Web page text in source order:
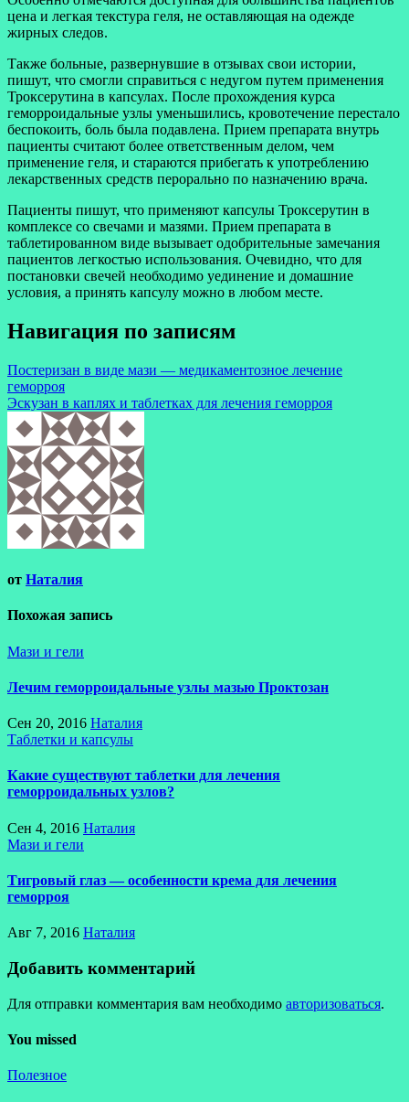
цена и легкая текстура геля, не оставляющая на одежде
жирных следов.
Также больные, развернувшие в отзывах свои истории,
пишут, что смогли справиться с недугом путем применения
Троксерутина в капсулах. После прохождения курса
геморроидальные узлы уменьшились, кровотечение перестало
беспокоить, боль была подавлена. Прием препарата внутрь
пациенты считают более ответственным делом, чем
применение геля, и стараются прибегать к употреблению
лекарственных средств перорально по назначению врача.
Пациенты пишут, что применяют капсулы Троксерутин в
комплексе со свечами и мазями. Прием препарата в
таблетированном виде вызывает одобрительные замечания
пациентов легкостью использования. Очевидно, что для
постановки свечей необходимо уединение и домашние
условия, а принять капсулу можно в любом месте.
Навигация по записям
Постеризан в виде мази — медикаментозное лечение
геморроя
Эскузан в каплях и таблетках для лечения геморроя
от Наталия
Похожая запись
Мази и гели
Лечим геморроидальные узлы мазью Проктозан
Сен 20, 2016 Наталия
Таблетки и капсулы
Какие существуют таблетки для лечения
геморроидальных узлов?
Сен 4, 2016 Наталия
Мази и гели
Тигровый глаз — особенности крема для лечения
геморроя
Авг 7, 2016 Наталия
Добавить комментарий
Для отправки комментария вам необходимо авторизоваться.
You missed
Полезное